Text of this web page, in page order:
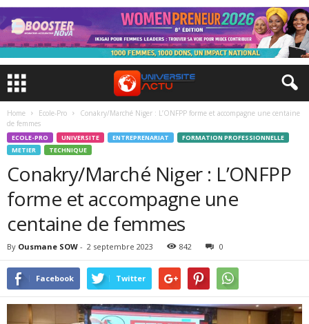
Home Ecole-Pro
Conakry/Marché Niger : L’ONFPP forme et accompagne une centaine
de femmes
ECOLE-PRO UNIVERSITE ENTREPRENARIAT
FORMATION PROFESSIONNELLE
METIER
TECHNIQUE
Conakry/Marché Niger : L’ONFPP
forme et accompagne une
centaine de femmes
By Ousmane SOW - 2 septembre 2023 842 0
Facebook Twitter